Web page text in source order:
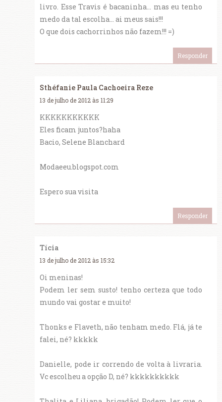
livro. Esse Travis é bacaninha... mas eu tenho
medo da tal escolha... ai meus sais!!!
O que dois cachorrinhos não fazem!!! =)
Responder
Sthéfanie Paula Cachoeira Reze
13 de julho de 2012 às 11:29
KKKKKKKKKKK
Eles ficam juntos?haha
Bacio, Selene Blanchard
Modaeeu.blogspot.com
Espero sua visita
Responder
Tícia
13 de julho de 2012 às 15:32
Oi meninas!
Podem ler sem susto! tenho certeza que todo
mundo vai gostar e muito!
Thonks e Flaveth, não tenham medo. Flá, já te
falei, né? kkkkk
Danielle, pode ir correndo de volta à livraria.
Vc escolheu a opção D, né? kkkkkkkkkk